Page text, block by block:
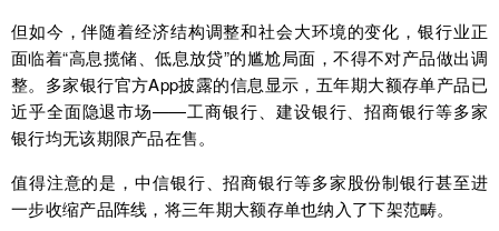
但如今，伴随着经济结构调整和社会大环境的变化，银行业正
面临着“高息揽储、低息放贷”的尴尬局面，不得不对产品做出调
整。多家银行官方App披露的信息显示，五年期大额存单产品已
近乎全面隐退市场——工商银行、建设银行、招商银行等多家
银行均无该期限产品在售。
值得注意的是，中信银行 、招商银行等多家股份制银行甚至进
一步收缩产品阵线，将三年期大额存单也纳入了下架范畴。